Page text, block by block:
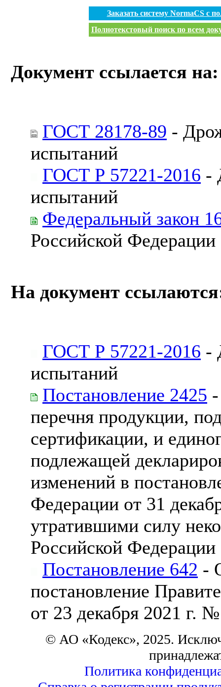
Заказать систему NormaCS с
Полнотекстовый поиск по всем
Документ ссылается на:
ГОСТ 28178-89 -
испытаний
ГОСТ Р 57221-2016 -
испытаний
Федеральный закон
Российской Федерации
На документ
ГОСТ Р 57221-2016 -
испытаний
Постановление 2425
перечня продукции,
сертификации, и
подлежащей
изменений в
Федерации от 31
утратившими силу
Российской Федерации
Постановление 642 -
постановление
от 23 декабря 2021 г.
© АО «Кодекс», 2025.
Политика